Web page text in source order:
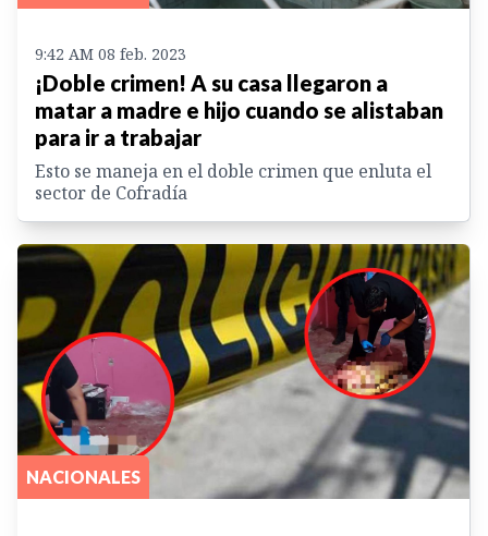
9:42 AM 08 feb. 2023
¡Doble crimen! A su casa llegaron a
matar a madre e hijo cuando se alistaban
para ir a trabajar
Esto se maneja en el doble crimen que enluta el
sector de Cofradía
NACIONALES